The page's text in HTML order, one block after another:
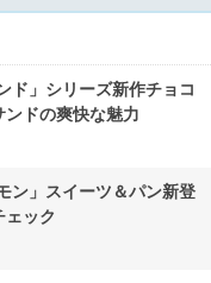
ド」シリーズ新作チョコ
ンドの爽快な魅力
ン」スイーツ＆パン新登
ェック